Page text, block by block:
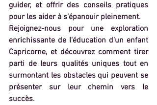
guider, et offrir des conseils pratiques
pour les aider à s'épanouir pleinement.
Rejoignez-nous pour une exploration
enrichissante de l'éducation d'un enfant
Capricorne, et découvrez comment tirer
parti de leurs qualités uniques tout en
surmontant les obstacles qui peuvent se
présenter sur leur chemin vers le
succès.